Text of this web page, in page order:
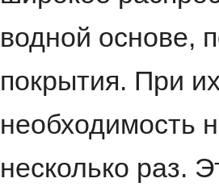
водной основе,
покрытия. При
необходимость
несколько раз.